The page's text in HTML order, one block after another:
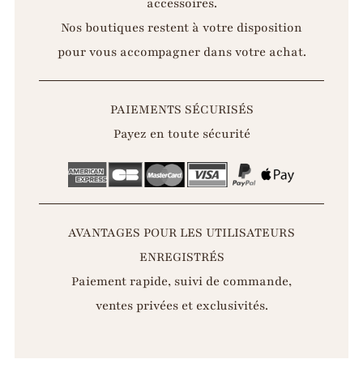
accessoires.
Nos boutiques restent à votre disposition
pour vous accompagner dans votre achat.
PAIEMENTS SÉCURISÉS
Payez en toute sécurité
AVANTAGES POUR LES UTILISATEURS
ENREGISTRÉS
Paiement rapide, suivi de commande,
ventes privées et exclusivités.